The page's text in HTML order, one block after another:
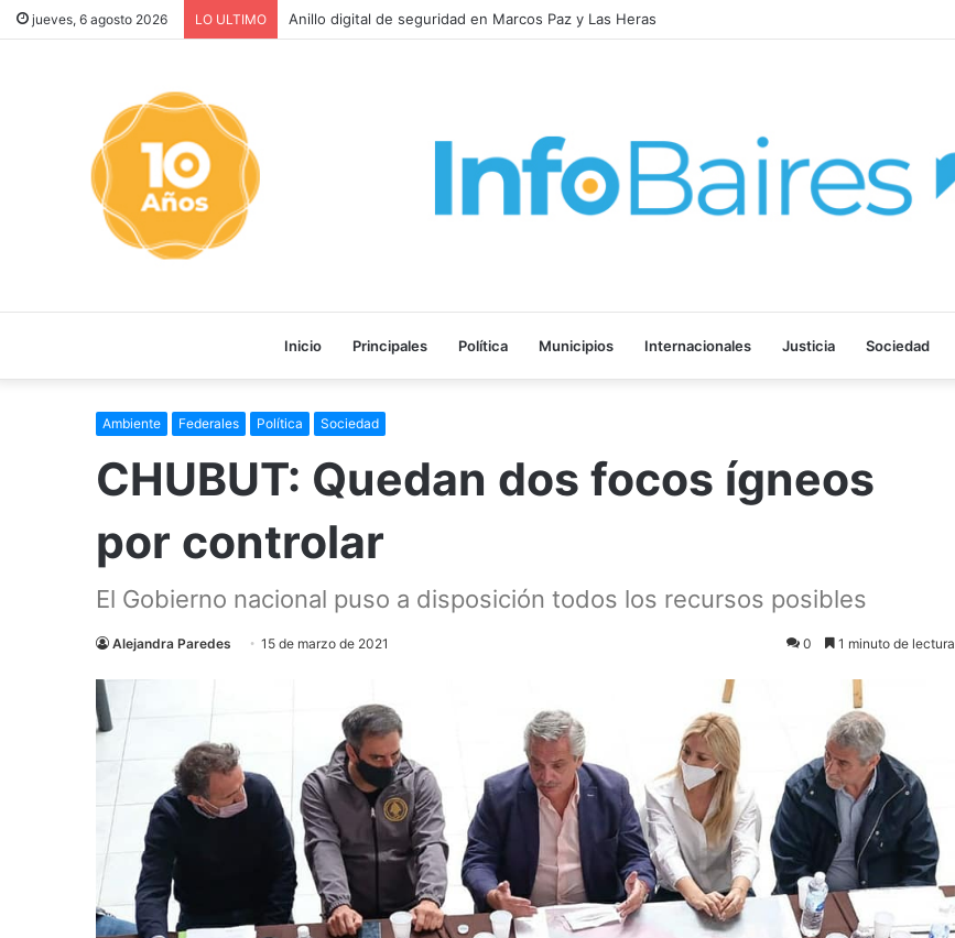
jueves, 6 agosto 2026 LO ULTIMO Provincia rechazó la reforma laboral y defendió los derechos de los trabajadores
Inicio Principales Política Municipios Internacionales Justicia Sociedad
Ambiente Federales Política Sociedad
CHUBUT: Quedan dos focos ígneos
por controlar
El Gobierno nacional puso a disposición todos los recursos posibles
Alejandra Paredes 15 de marzo de 2021 0 1 minuto de lectura